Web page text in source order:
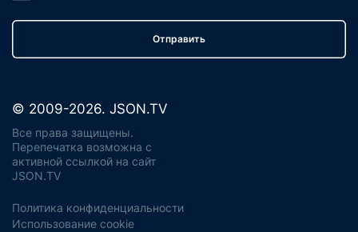
Отправить
© 2009-2026. JSON.TV
Все права защищены.
Перепечатка возможна с
активной ссылкой на сайт
JSON.TV
Политика конфиденциальности
Использование cookie